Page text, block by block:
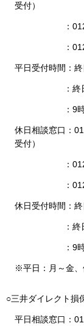
受付）
：
：
平日受付時間：
：
：9
休日相談窓口：
受付）
：
：
休日受付時間：
：
：9
※平日：月～金
○三井ダイレクト損
平日相談窓口：